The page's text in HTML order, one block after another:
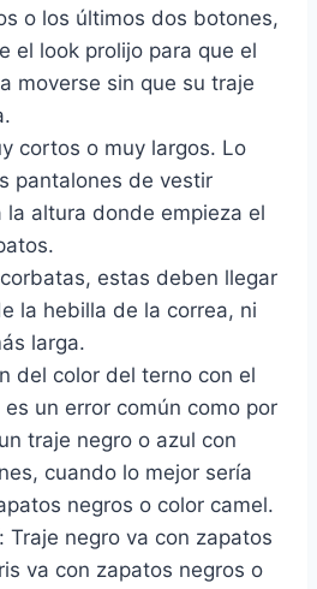
o los últimos dos botones,
el look prolijo para que el
moverse sin que su traje
cortos o muy largos. Lo
pantalones de vestir
la altura donde empieza el
estas deben llegar
la hebilla de la correa, ni
larga.
del color del terno con el
un error común como por
traje negro o azul con
cuando lo mejor sería
negros o color camel.
Traje negro va con zapatos
va con zapatos negros o